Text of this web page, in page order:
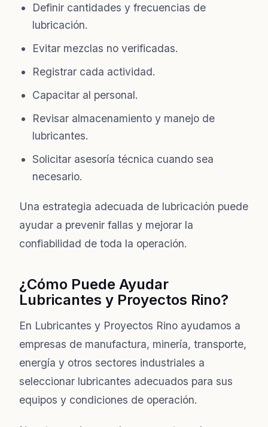
Definir cantidades y frecuencias de
lubricación.
Evitar mezclas no verificadas.
Registrar cada actividad.
Capacitar al personal.
Revisar almacenamiento y manejo de
lubricantes.
Solicitar asesoría técnica cuando sea
necesario.
Una estrategia adecuada de lubricación puede
ayudar a prevenir fallas y mejorar la
confiabilidad de toda la operación.
¿Cómo Puede Ayudar
Lubricantes y Proyectos Rino?
En Lubricantes y Proyectos Rino ayudamos a
empresas de manufactura, minería, transporte,
energía y otros sectores industriales a
seleccionar lubricantes adecuados para sus
equipos y condiciones de operación.